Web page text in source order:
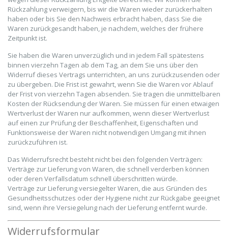
Rückzahlung verweigern, bis wir die Waren wieder zurückerhalten
haben oder bis Sie den Nachweis erbracht haben, dass Sie die
Waren zurückgesandt haben, je nachdem, welches der frühere
Zeitpunkt ist.
Sie haben die Waren unverzüglich und in jedem Fall spätestens
binnen vierzehn Tagen ab dem Tag, an dem Sie uns über den
Widerruf dieses Vertrags unterrichten, an uns zurückzusenden oder
zu übergeben. Die Frist ist gewahrt, wenn Sie die Waren vor Ablauf
der Frist von vierzehn Tagen absenden. Sie tragen die unmittelbaren
Kosten der Rücksendung der Waren. Sie müssen für einen etwaigen
Wertverlust der Waren nur aufkommen, wenn dieser Wertverlust
auf einen zur Prüfung der Beschaffenheit, Eigenschaften und
Funktionsweise der Waren nicht notwendigen Umgang mit ihnen
zurückzuführen ist.
Das Widerrufsrecht besteht nicht bei den folgenden Verträgen:
Verträge zur Lieferung von Waren, die schnell verderben können
oder deren Verfallsdatum schnell überschritten würde.
Verträge zur Lieferung versiegelter Waren, die aus Gründen des
Gesundheitsschutzes oder der Hygiene nicht zur Rückgabe geeignet
sind, wenn ihre Versiegelung nach der Lieferung entfernt wurde.
Widerrufsformular